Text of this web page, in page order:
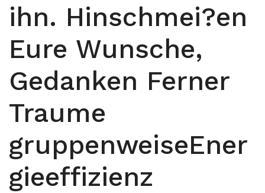
ihn. Hinschmei?en
Eure Wunsche,
Gedanken Ferner
Traume
gruppenweiseEner
gieeffizienz